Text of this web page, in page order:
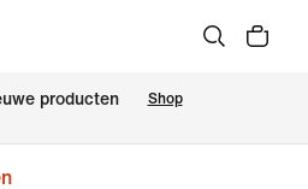
producten Shop